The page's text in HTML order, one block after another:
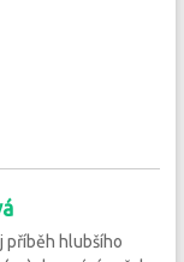
příběh hlubšího